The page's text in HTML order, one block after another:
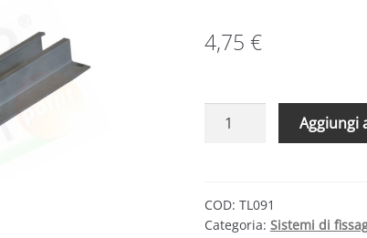
4,75 €
BARRETTA
VERTICALI
SU
Aggiungi
COD: TL091
Categoria: Sistemi di